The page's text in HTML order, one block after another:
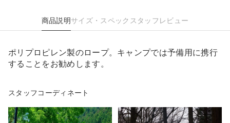
商品説明サイズ・スペック スタッフレビュー
ポリプロピレン製のロープ。キャンプでは予備用に携行
することをお勧めします。
スタッフコーディネート